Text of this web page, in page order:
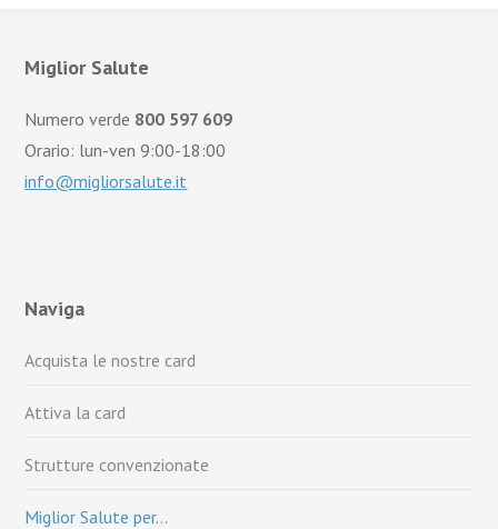
Miglior Salute
Numero verde 800 597 609
Orario: lun-ven 9:00-18:00
info@migliorsalute.it
Naviga
Acquista le nostre card
Attiva la card
Strutture convenzionate
Miglior Salute per…